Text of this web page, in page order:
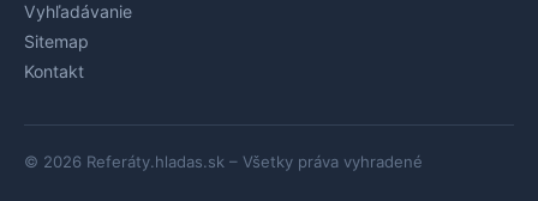
Vyhľadávanie
Sitemap
Kontakt
© 2026 Referáty.hladas.sk – Všetky práva vyhradené